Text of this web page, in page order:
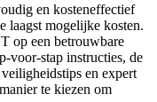
en kosteneffectief
mogelijke kosten.
op een betrouwbare
voor-stap instructies, de
en expert
te kiezen om